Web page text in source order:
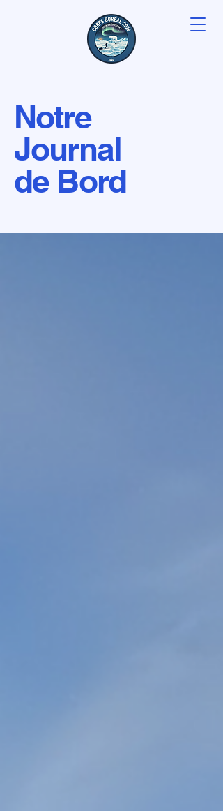
Notre
Journal
de Bord